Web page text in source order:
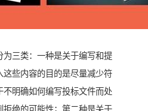
三类：一种是关于编写和提
这些内容的目的是尽量减少符
明确如何编写投标文件而处